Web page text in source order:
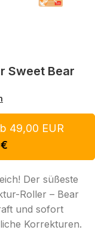
Sweet Bear
49,00 EUR
€
Der süßeste
Roller – Bear
und sofort
Korrekturen.